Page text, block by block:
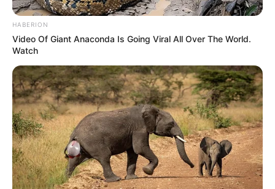
Beby Tsabina Salshabilla Adriani
TULIS KOMENTAR
Alamat email Anda tidak akan dipublikasikan. Ruas yang wajib ditandai*
HABERION
Video Of Giant Anaconda Is Going Viral All Over The World.
Watch